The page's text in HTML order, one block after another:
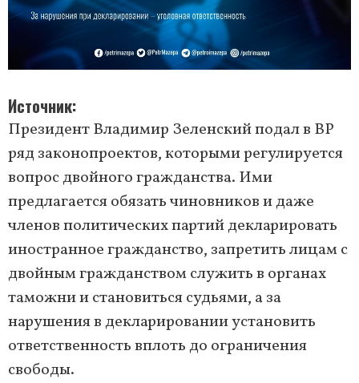
Источник
Президент Владимир Зеленский подал в ВР
ряд законопроектов, которыми регулируется
вопрос двойного гражданства. Ими
предлагается обязать чиновников и даже
членов политических партий декларировать
иностранное гражданство, запретить лицам с
двойным гражданством служить в органах
таможни и становиться судьями, а за
нарушения в декларировании установить
ответственность вплоть до ограничения
свободы.